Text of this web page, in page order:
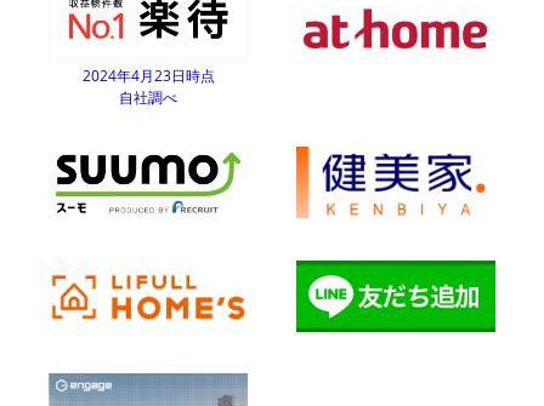
2024年4月23日時点
自社調べ